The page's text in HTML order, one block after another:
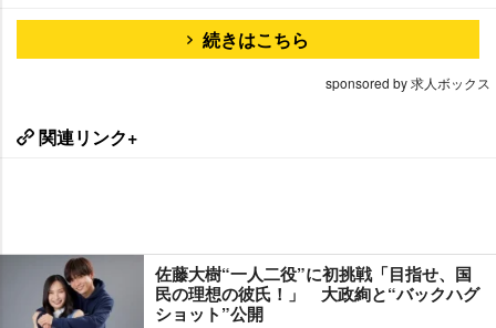
続きはこちら
sponsored by 求人ボックス
関連リンク+
佐藤大樹“一人二役”に初挑戦「目指せ、国
民の理想の彼氏！」 大政絢と“バックハグ
ショット”公開